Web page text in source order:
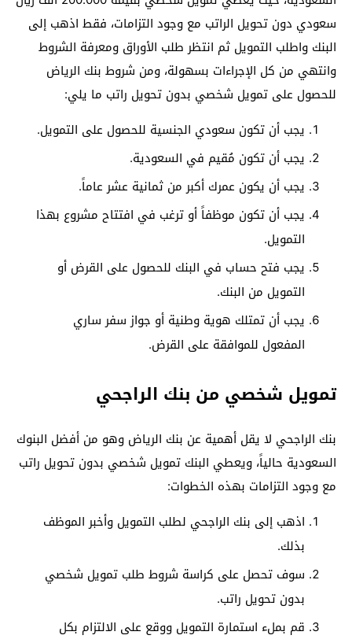
سعودي دون تحويل الراتب مع وجود التزامات، فقط اذهب إلى
البنك واطلب التمويل ثم انتظر طلب الأوراق ومعرفة الشروط
وانتهي من كل الإجراءات بسهولة، ومن شروط بنك الرياض
للحصول على تمويل شخصي بدون تحويل راتب ما يلي:
يجب أن تكون سعودي الجنسية للحصول على التمويل.
يجب أن تكون مُقيم في السعودية.
يجب أن يكون عمرك أكبر من ثمانية عشر عاماً.
يجب أن تكون موظفاً أو ترغب في افتتاح مشروع بهذا
التمويل.
يجب فتح حساب في البنك للحصول على القرض أو
التمويل من البنك.
يجب أن تمتلك هوية وطنية أو جواز سفر ساري
المفعول للموافقة على القرض.
تمويل شخصي من بنك الراجحي
بنك الراجحي لا يقل أهمية عن بنك الرياض وهو من أفضل البنوك
السعودية حالياً، ويعطي البنك تمويل شخصي بدون تحويل راتب
مع وجود التزامات بهذه الخطوات:
اذهب إلى بنك الراجحي لطلب التمويل وأخبر الموظف
بذلك.
سوف تحصل على كراسة شروط طلب تمويل شخصي
بدون تحويل راتب.
قم بملء استمارة التمويل ووقع على الالتزام بكل